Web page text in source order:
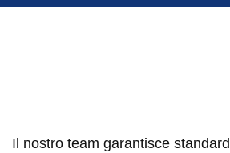
Il nostro team garantisce standard